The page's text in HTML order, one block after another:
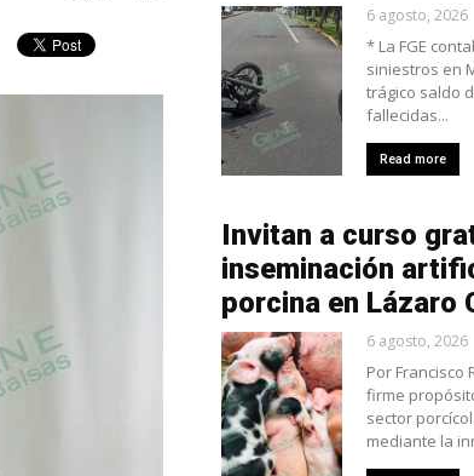
6 agosto, 2026
* La FGE
siniestros en
trágico saldo
fallecidas...
Read more
Invitan a curso
inseminación
porcina en Lázaro
6 agosto, 2026
Por Francisco
firme
sector
mediante la